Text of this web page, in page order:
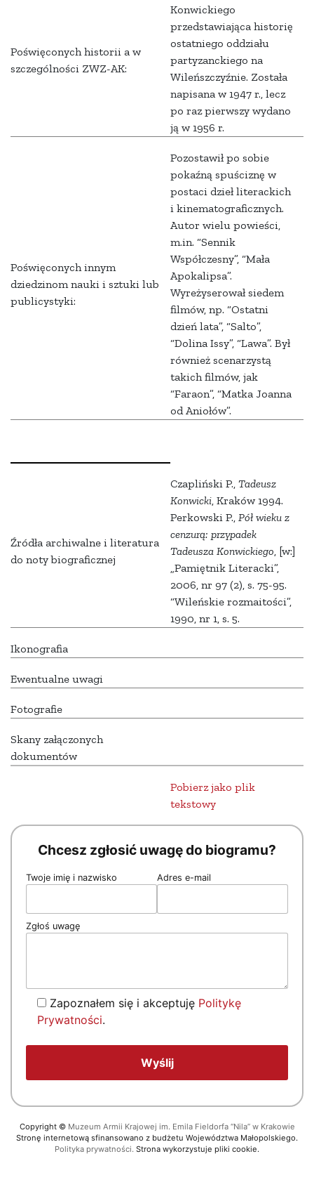
Poświęconych historii a w
szczególności ZWZ-AK:
Konwickiego
przedstawiająca historię
ostatniego oddziału
partyzanckiego na
Wileńszczyźnie. Została
napisana w 1947 r., lecz
po raz pierwszy wydano
ją w 1956 r.
Poświęconych innym
dziedzinom nauki i sztuki lub
publicystyki:
Pozostawił po sobie
pokaźną spuściznę w
postaci dzieł literackich
i kinematograficznych.
Autor wielu powieści,
m.in. “Sennik
Współczesny”, “Mała
Apokalipsa”.
Wyreżyserował siedem
filmów, np. “Ostatni
dzień lata”, “Salto”,
“Dolina Issy”, “Lawa”. Był
również scenarzystą
takich filmów, jak
“Faraon”, “Matka Joanna
od Aniołów”.
Źródła archiwalne i literatura
do noty biograficznej
Czapliński P., Tadeusz
Konwicki, Kraków 1994.
Perkowski P., Pół wieku z
cenzurą: przypadek
Tadeusza Konwickiego, [w:]
„Pamiętnik Literacki”,
2006, nr 97 (2), s. 75-95.
“Wileńskie rozmaitości”,
1990, nr 1, s. 5.
Ikonografia
Ewentualne uwagi
Fotografie
Skany załączonych
dokumentów
Pobierz jako plik
tekstowy
Chcesz zgłosić uwagę do biogramu?
Twoje imię i nazwisko Adres e-mail
Zgłoś uwagę
Zapoznałem się i akceptuję Politykę
Prywatności.
Copyright © Muzeum Armii Krajowej im. Emila Fieldorfa “Nila” w Krakowie
Stronę internetową sfinansowano z budżetu Województwa Małopolskiego.
Polityka prywatności. Strona wykorzystuje pliki cookie.